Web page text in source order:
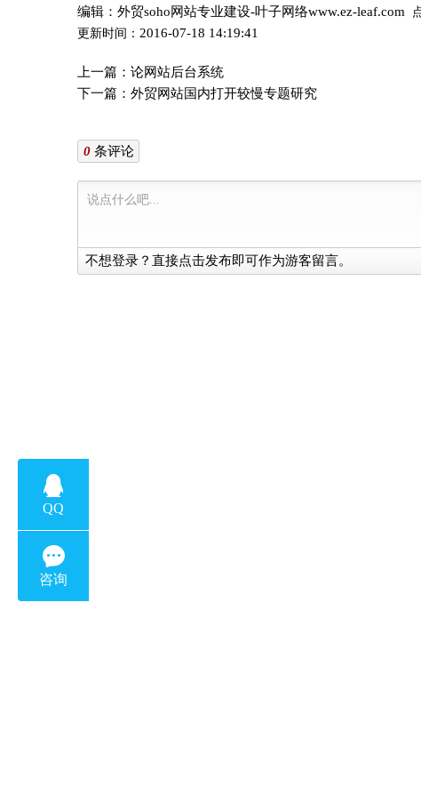
编辑：外贸soho网站专业建设-叶子网络www.ez-leaf.com
更新时间： 2016-07-18 14:19:41
上一篇： 论网站后台系统
下一篇： 外贸网站国内打开较慢专题研究
0 条评论
不想登录？直接点击发布即可作为游客留言。